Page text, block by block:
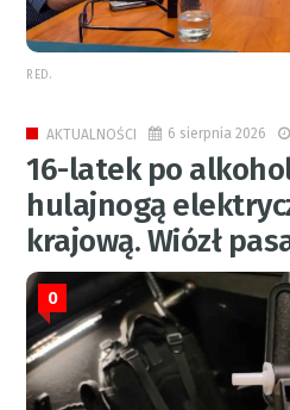
RED.
AKTUALNOŚCI 6 sierpnia 2026
16-latek po
hulajnogą
krajową. Wiózł
0